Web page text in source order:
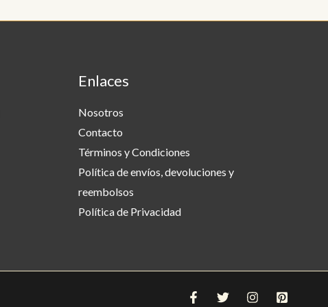
Enlaces
Nosotros
Contacto
Términos y Condiciones
Política de envíos, devoluciones y
reembolsos
Política de Privacidad